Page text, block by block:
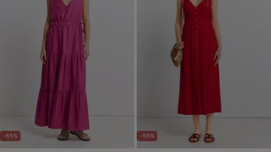
-65% -56%